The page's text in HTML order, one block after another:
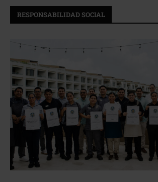
RESPONSABILIDAD SOCIAL